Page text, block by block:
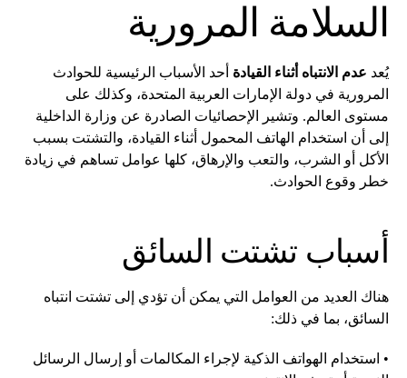
السلامة المرورية
يُعد عدم الانتباه أثناء القيادة أحد الأسباب الرئيسية للحوادث
المرورية في دولة الإمارات العربية المتحدة، وكذلك على
مستوى العالم. وتشير الإحصائيات الصادرة عن وزارة الداخلية
إلى أن استخدام الهاتف المحمول أثناء القيادة، والتشتت بسبب
الأكل أو الشرب، والتعب والإرهاق، كلها عوامل تساهم في زيادة
خطر وقوع الحوادث.
أسباب تشتت السائق
هناك العديد من العوامل التي يمكن أن تؤدي إلى تشتت انتباه
السائق، بما في ذلك:
• استخدام الهواتف الذكية لإجراء المكالمات أو إرسال الرسائل